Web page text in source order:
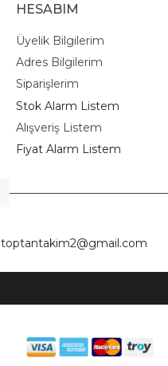
HESABIM
Üyelik Bilgilerim
Adres Bilgilerim
Siparişlerim
Stok Alarm Listem
Alışveriş Listem
Fiyat Alarm Listem
toptantakim2@gmail.com